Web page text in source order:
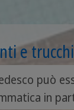
e
glipuò
in